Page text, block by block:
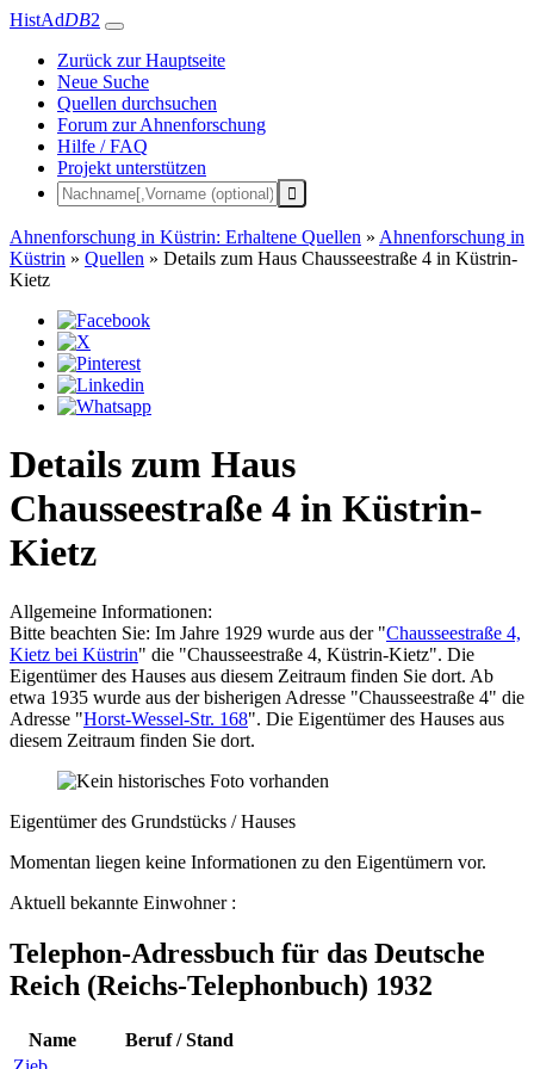
HistAdDB2
Zurück zur Hauptseite
Neue Suche
Quellen durchsuchen
Forum zur Ahnenforschung
Hilfe / FAQ
Projekt unterstützen
Ahnenforschung in Küstrin: Erhaltene Quellen » Ahnenforschung in
Küstrin » Quellen » Details zum Haus Chausseestraße 4 in Küstrin-
Kietz
Details zum Haus
Chausseestraße 4 in Küstrin-
Kietz
Allgemeine Informationen:
Bitte beachten Sie: Im Jahre 1929 wurde aus der "Chausseestraße 4,
Kietz bei Küstrin" die "Chausseestraße 4, Küstrin-Kietz". Die
Eigentümer des Hauses aus diesem Zeitraum finden Sie dort. Ab
etwa 1935 wurde aus der bisherigen Adresse "Chausseestraße 4" die
Adresse "Horst-Wessel-Str. 168". Die Eigentümer des Hauses aus
diesem Zeitraum finden Sie dort.
Eigentümer des Grundstücks / Hauses
Momentan liegen keine Informationen zu den Eigentümern vor.
Aktuell bekannte Einwohner :
Telephon-Adressbuch für das Deutsche
Reich (Reichs-Telephonbuch) 1932
Name
Beruf / Stand